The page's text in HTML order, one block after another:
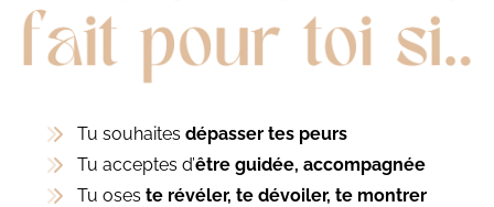
Tu souhaites dépasser tes peurs
Tu acceptes d’être guidée, accompagnée
Tu oses te révéler, te dévoiler, te montrer